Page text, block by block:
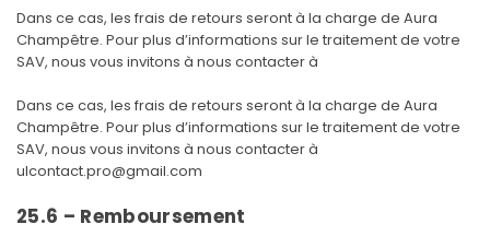
Dans ce cas, les frais de retours seront à la charge de Aura
Champêtre. Pour plus d’informations sur le traitement de votre
SAV, nous vous invitons à nous contacter à
Dans ce cas, les frais de retours seront à la charge de Aura
Champêtre. Pour plus d’informations sur le traitement de votre
SAV, nous vous invitons à nous contacter à
ulcontact.pro@gmail.com
25.6 – Remboursement